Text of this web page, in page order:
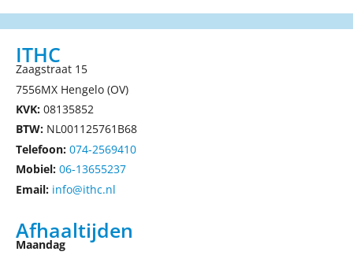
ITHC
Zaagstraat 15
7556MX Hengelo (OV)
KVK: 08135852
BTW: NL001125761B68
Telefoon: 074-2569410
Mobiel: 06-13655237
Email: info@ithc.nl
Afhaaltijden
Maandag